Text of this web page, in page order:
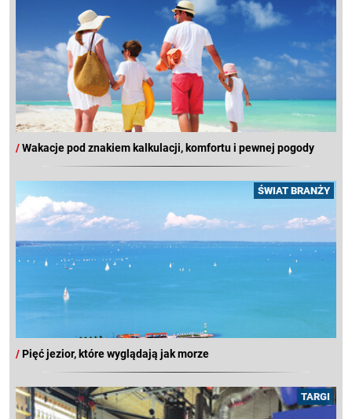
/Wakacje pod znakiem kalkulacji, komfortu i pewnej pogody
ŚWIAT BRANŻY
/Pięć jezior, które wyglądają jak morze
TARGI